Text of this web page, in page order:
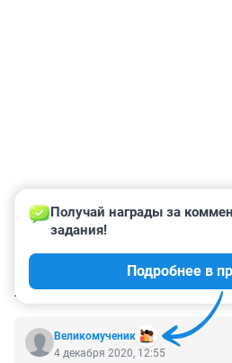
КОММЕНТАРИИ 41
Великомученик
Получай награды за
задания!
Подробнее в
4 декабря 2020, 12:55